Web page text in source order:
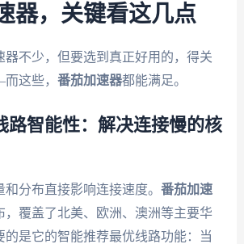
器，关键看这几点
器不少，但要选到真正好用的，得关
这些， 番茄加速器都能满足。
路智能性：解决连接慢的核
分布直接影响连接速度。 番茄加速
，覆盖了北美、欧洲、澳洲等主要华
的是它的智能推荐最优线路功能：当